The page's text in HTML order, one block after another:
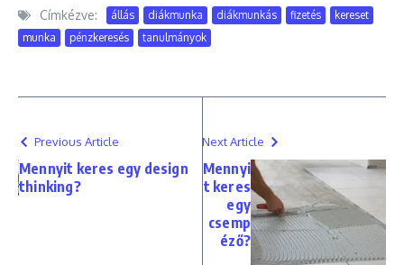
Címkézve: állás diákmunka diákmunkás fizetés
kereset
munka
pénzkeresés tanulmányok
Previous Article
Mennyit keres egy design
thinking?
Next Article
Mennyi
t keres
egy
csemp
éző?